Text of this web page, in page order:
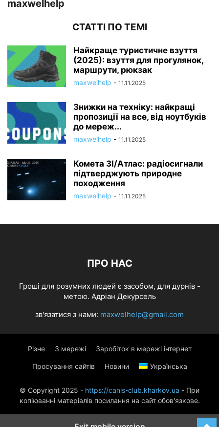
maxwelhelp
СТАТТІ ПО ТЕМІ
Найкраще туристичне взуття
(2025): взуття для прогулянок,
маршрути, рюкзак
maxwelhelp - 11.11.2025
Знижки на техніку: найкращі
пропозиції на все, від ноутбуків
до мереж...
maxwelhelp - 11.11.2025
Комета 3I/Атлас: радіосигнали
підтверджують природне
походження
maxwelhelp - 11.11.2025
ПРО НАС
Гроші для розумних людей є засобом, для дурнів -
метою. Адріан Декурсель
зв'язатися з нами: maxwelhelp@gmail.com
Різне З мережі Заробіток в мережі інтернет
Просування сайтів Новини Українська
© Copyright 2025 - https://canis-club.kharkov.ua - При
копіюванні матеріалів посилання на сайт обов'язкове.